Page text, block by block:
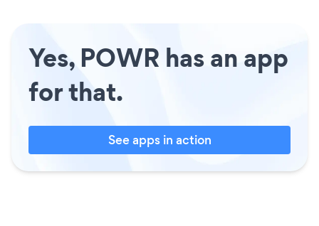
Yes, POWR has an app
for that.
See apps in action